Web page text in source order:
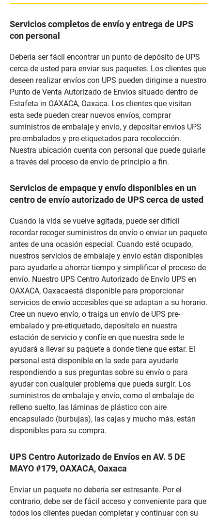
Servicios completos de envío y entrega de UPS
con personal
Debería ser fácil encontrar un punto de depósito de UPS
cerca de usted para enviar sus paquetes. Los clientes que
deseen realizar envíos con UPS pueden dirigirse a nuestro
Punto de Venta Autorizado de Envíos situado dentro de
Estafeta in OAXACA, Oaxaca. Los clientes que visitan
esta sede pueden crear nuevos envíos, comprar
suministros de embalaje y envío, y depositar envíos UPS
pre-embalados y pre-etiquetados para recolección.
Nuestra ubicación cuenta con personal que puede guiarle
a través del proceso de envío de principio a fin.
Servicios de empaque y envío disponibles en un
centro de envío autorizado de UPS cerca de usted
Cuando la vida se vuelve agitada, puede ser difícil
recordar recoger suministros de envío o enviar un paquete
antes de una ocasión especial. Cuando esté ocupado,
nuestros servicios de embalaje y envío están disponibles
para ayudarle a ahorrar tiempo y simplificar el proceso de
envío. Nuestro UPS Centro Autorizado de Envío UPS en
OAXACA, Oaxacaestá disponible para proporcionar
servicios de envío accesibles que se adaptan a su horario.
Cree un nuevo envío, o traiga un envío de UPS pre-
embalado y pre-etiquetado, deposítelo en nuestra
estación de servicio y confíe en que nuestra sede le
ayudará a llevar su paquete a donde tiene que estar. El
personal está disponible en la sede para ayudarle
respondiendo a sus preguntas sobre su envío o para
ayudar con cualquier problema que pueda surgir. Los
suministros de embalaje y envío, como el embalaje de
relleno suelto, las láminas de plástico con aire
encapsulado (burbujas), las cajas y mucho más, están
disponibles para su compra.
UPS Centro Autorizado de Envíos en AV. 5 DE
MAYO #179, OAXACA, Oaxaca
Enviar un paquete no debería ser estresante. Por el
contrario, debe ser de fácil acceso y conveniente para que
todos los clientes puedan completar y continuar con su